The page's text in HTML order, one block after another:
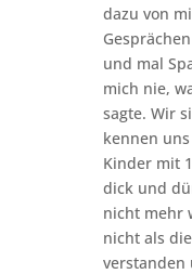
dazu von
und mal
mich nie,
sagte. Wir
kennen
Kinder mit
dick und
nicht mehr
nicht als
verstanden